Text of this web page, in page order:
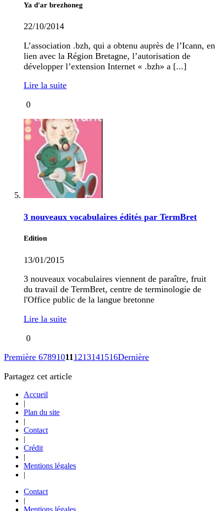
Ya d'ar brezhoneg
22/10/2014
L’association .bzh, qui a obtenu auprès de l’Icann, en
lien avec la Région Bretagne, l’autorisation de
développer l’extension Internet « .bzh» a [...]
Lire la suite
0
3 nouveaux vocabulaires édités par TermBret
Edition
13/01/2015
3 nouveaux vocabulaires viennent de paraître, fruit
du travail de TermBret, centre de terminologie de
l'Office public de la langue bretonne
Lire la suite
0
Première 678910111213141516Dernière
Partagez cet article
Accueil
|
Plan du site
|
Contact
|
Crédit
|
Mentions légales
|
Contact
|